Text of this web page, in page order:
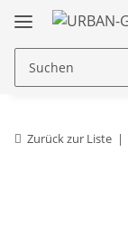
Zurück zur Liste